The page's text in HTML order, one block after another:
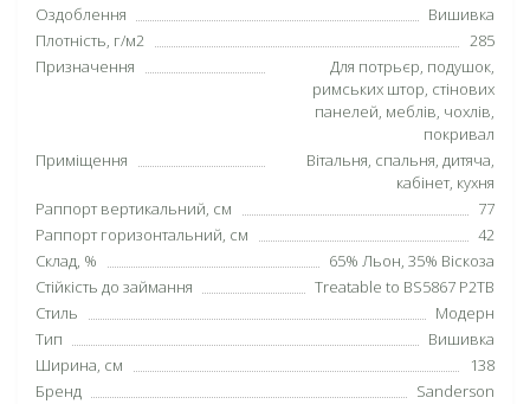
Оздоблення
Вишивка
Плотність, г/м2
285
Призначення
Для потрьєр, подушок,
римських штор, стінових
панелей, меблів, чохлів,
покривал
Приміщення
Вітальня, спальня, дитяча,
кабінет, кухня
Раппорт вертикальний, см
77
Раппорт горизонтальний, см
42
Склад, %
65% Льон, 35% Віскоза
Стійкість до займання
Treatable to BS5867 P2TB
Стиль
Модерн
Тип
Вишивка
Ширина, см
138
Бренд
Sanderson